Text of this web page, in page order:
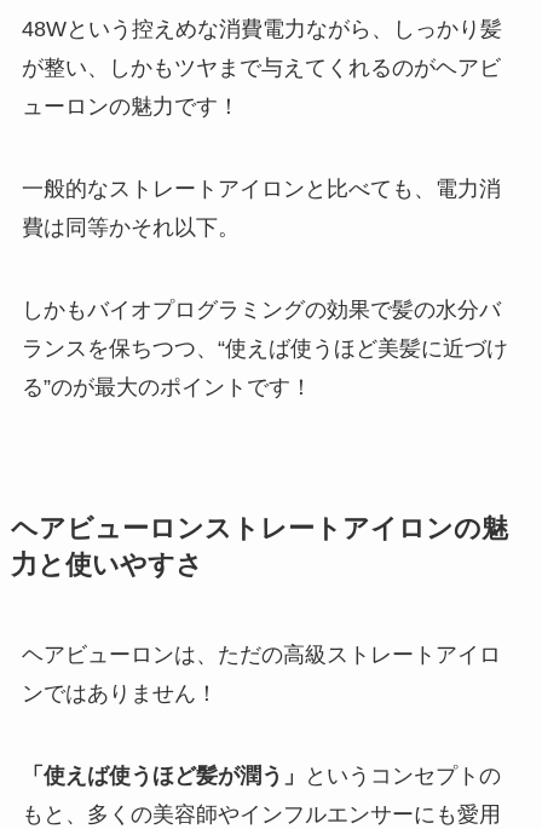
48Wという控えめな消費電力ながら、しっかり髪
が整い、しかもツヤまで与えてくれるのがヘアビ
ューロンの魅力です！
一般的なストレートアイロンと比べても、電力消
費は同等かそれ以下。
しかもバイオプログラミングの効果で髪の水分バ
ランスを保ちつつ、“使えば使うほど美髪に近づけ
る”のが最大のポイントです！
ヘアビューロンストレートアイロンの魅
力と使いやすさ
ヘアビューロンは、ただの高級ストレートアイロ
ンではありません！
「使えば使うほど髪が潤う」
というコンセプトの
もと、多くの美容師やインフルエンサーにも愛用